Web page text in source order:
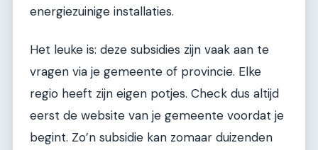
energiezuinige installaties.
Het leuke is: deze subsidies zijn vaak aan te
vragen via je gemeente of provincie. Elke
regio heeft zijn eigen potjes. Check dus altijd
eerst de website van je gemeente voordat je
begint. Zo’n subsidie kan zomaar duizenden